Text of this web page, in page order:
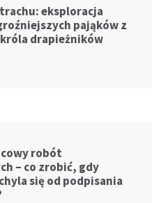
eksploracja
pająków z
drapieżników
robót
– co zrobić, gdy
się od podpisania